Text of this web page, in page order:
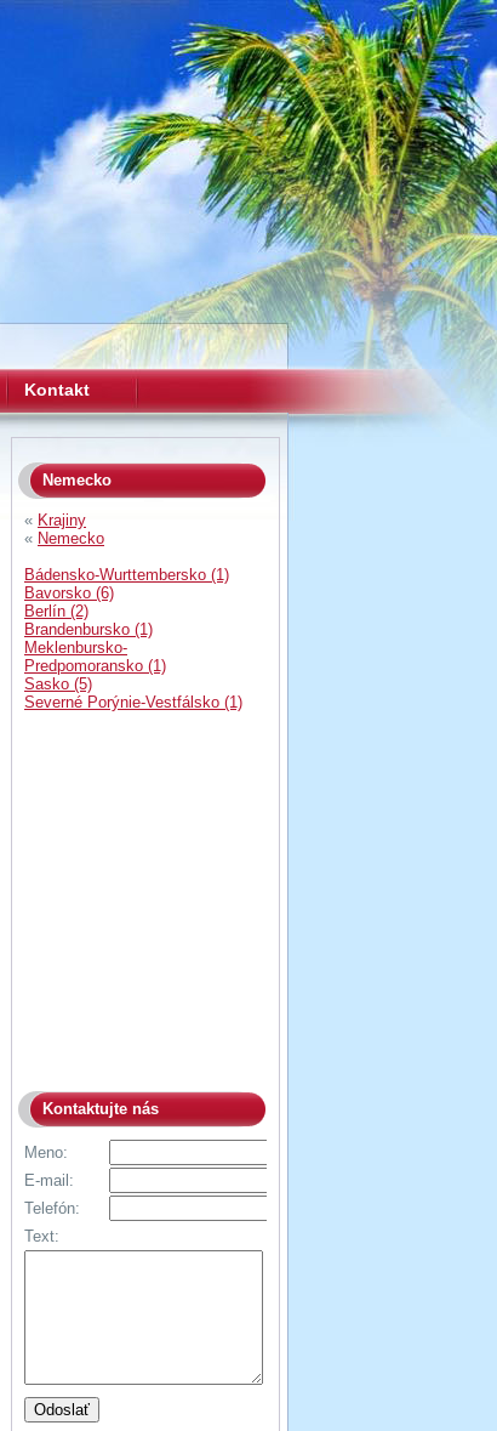
Kontakt
Nemecko
« Krajiny
« Nemecko
Bádensko-Wurttembersko (1)
Bavorsko (6)
Berlín (2)
Brandenbursko (1)
Meklenbursko-
Predpomoransko (1)
Sasko (5)
Severné Porýnie-Vestfálsko (1)
Kontaktujte nás
Meno:
E-mail:
Telefón:
Text: